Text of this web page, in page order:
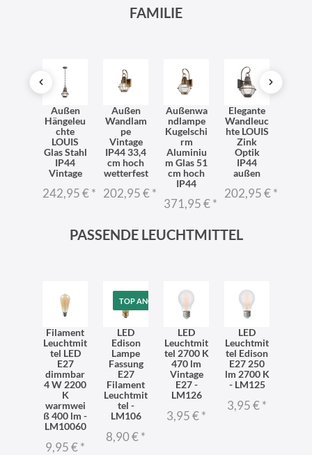
FAMILIE
Außen
Hängeleu
chte
LOUIS
Glas Stahl
IP44
Vintage
242,95 €*
Außen
Wandlam
pe
Vintage
IP44 33,4
cm hoch
wetterfest
202,95 €*
Außenwa
ndlampe
Kugelschi
rm
Aluminiu
m Glas 51
cm hoch
IP44
371,95 €*
Elegante
Wandleuc
hte LOUIS
Zink
Optik
IP44
außen
202,95 €*
PASSENDE LEUCHTMITTEL
Filament
Leuchtmit
tel LED
E27
dimmbar
4 W 2200
K
warmwei
ß 400 lm -
LM10060
9,95 €*
TOP ANGEBOT
LED
Edison
Lampe
Fassung
E27
Filament
Leuchtmit
tel -
LM106
8,90 €*
LED
Leuchtmit
tel 2700 K
470 lm
Vintage
E27 -
LM126
3,95 €*
LED
Leuchtmit
tel Edison
E27 250
lm 2700 K
- LM125
3,95 €*